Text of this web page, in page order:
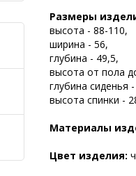
Размеры
высота - 88-110,
ширина - 56,
глубина - 49,5,
высота от пола
глубина сиденья
высота спинки -
Материалы
Цвет изделия: